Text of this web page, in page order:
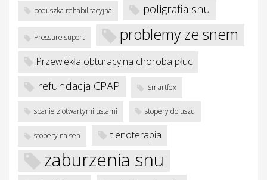
poduszka rehabilitacyjna poligrafia snu
Pressure suport problemy ze snem
Przewlekła obturacyjna choroba płuc
refundacja CPAP Smartfex
spanie z otwartymi ustami stopery do uszu
stopery na sen tlenoterapia
zaburzenia snu